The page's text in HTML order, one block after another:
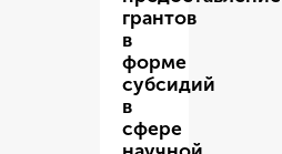
грантов
в
форме
субсидий
в
сфере